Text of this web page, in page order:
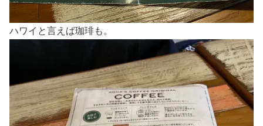
ハワイと言えば珈琲も。